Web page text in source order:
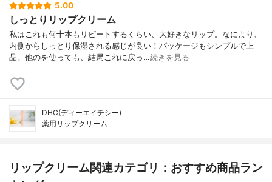
5.00
しっとりリップクリーム
私はこれも何十本もリピートするくらい、大好きなリップ。なにより、
内側からしっとり保湿される感じが良い！パッケージもシンプルで上
品。他のを使っても、結局これに戻っ…続きを見る
DHC(ディーエイチシー)
薬用リップクリーム
リップクリーム関連カテゴリ：おすすめ商品ラン